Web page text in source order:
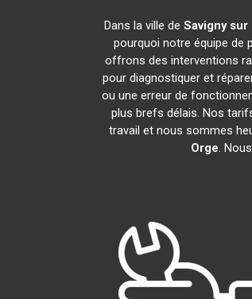
Dans la ville de Savigny sur
pourquoi notre équipe de
offrons des interventions
pour diagnostiquer et
ou une erreur de
plus brefs délais. Nos
travail et nous sommes
Orge.